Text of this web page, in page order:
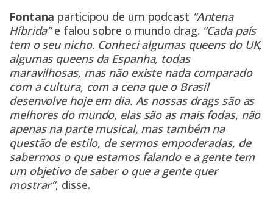
Fontana participou de um podcast “Antena
Híbrida”e falou sobre o mundo drag. “Cada país
tem o seu nicho. Conheci algumas queens do UK,
algumas queens da Espanha, todas
maravilhosas, mas não existe nada comparado
com a cultura, com a cena que o Brasil
desenvolve hoje em dia. As nossas drags são as
melhores do mundo, elas são as mais fodas, não
apenas na parte musical, mas também na
questão de estilo, de sermos empoderadas, de
sabermos o que estamos falando e a gente tem
um objetivo de saber o que a gente quer
mostrar”, disse.